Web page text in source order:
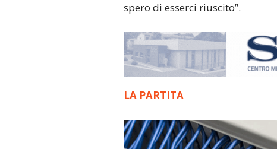
spero di esserci riuscito”.
LA PARTITA